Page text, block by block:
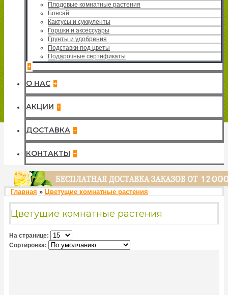
Плодовые комнатные растения
Бонсай
Кактусы и суккуленты
Горшки и аксессуары
Грунты и удобрения
Подставки под цветы
Подарочные сертификаты
+
О НАС +
АКЦИИ +
ДОСТАВКА +
КОНТАКТЫ +
Главная » Цветущие комнатные растения
Цветущие комнатные растения
На странице:
Сортировка: